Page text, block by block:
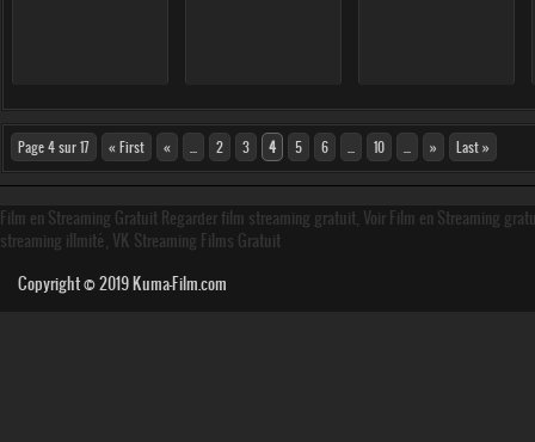
Page 4 sur 17 « First « 2 3 4 5 6 10 » Last »
Film en Streaming Gratuit Regarder film streaming gratuit, Voir Film en Streaming
streaming illmité, VK Streaming Films Gratuit
Copyright © 2019Kuma-Film.com